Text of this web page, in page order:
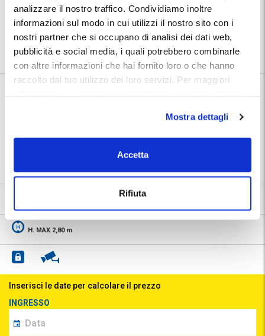
analizzare il nostro traffico. Condividiamo inoltre
informazioni sul modo in cui utilizzi il nostro sito con i
nostri partner che si occupano di analisi dei dati web,
pubblicità e social media, i quali potrebbero combinarle
con altre informazioni che hai fornito loro o che hanno
raccolto dal tuo utilizzo dei loro servizi. Per maggiori
Mostra dettagli
Accetta
Rifiuta
Posizione:
Utilizza la mappa per calcolare il percorso per raggiungere il
parcheggio. Dopo la prenotazione troverai nel tuo Voucher MyParking
indirizzo e numeri telefonici dedicati del parcheggio.
custodito, cctv
⭐ Votato dai clienti: 9.2
|Porto di Genova
Vedi tutte
H. MAX 2,80 m
Inserisci le date per calcolare il prezzo
INGRESSO